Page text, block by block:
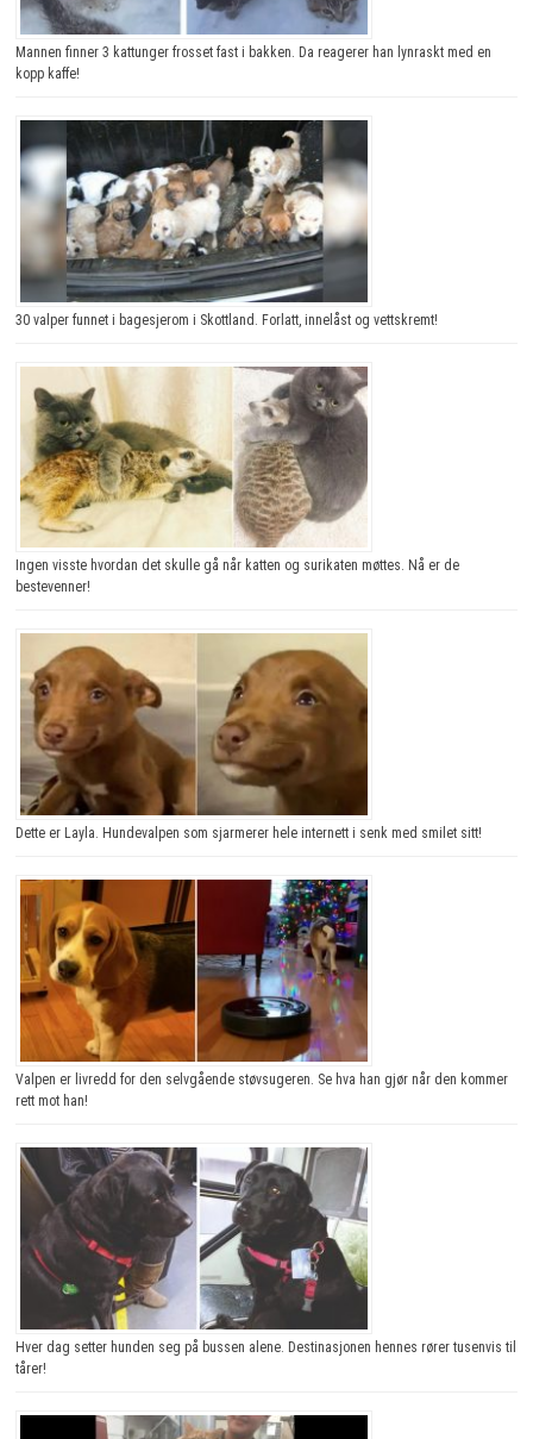
Mannen finner 3 kattunger frosset fast i bakken. Da reagerer han lynraskt med en
kopp kaffe!
30 valper funnet i bagesjerom i Skottland. Forlatt, innelåst og vettskremt!
Ingen visste hvordan det skulle gå når katten og surikaten møttes. Nå er de
bestevenner!
Dette er Layla. Hundevalpen som sjarmerer hele internett i senk med smilet sitt!
Valpen er livredd for den selvgående støvsugeren. Se hva han gjør når den kommer
rett mot han!
Hver dag setter hunden seg på bussen alene. Destinasjonen hennes rører tusenvis til
tårer!